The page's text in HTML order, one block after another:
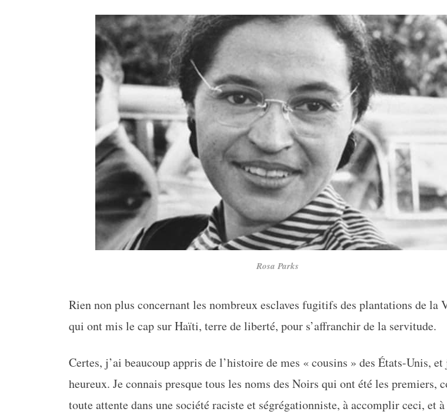
Rosa Parks
Rien non plus concernant les nombreux esclaves fugitifs des plantations de la
qui ont mis le cap sur Haïti, terre de liberté, pour s’affranchir de la servitude.
Certes, j’ai beaucoup appris de l’histoire de mes « cousins » des États-Unis, et
heureux. Je connais presque tous les noms des Noirs qui ont été les premiers,
toute attente dans une société raciste et ségrégationniste, à accomplir ceci, et